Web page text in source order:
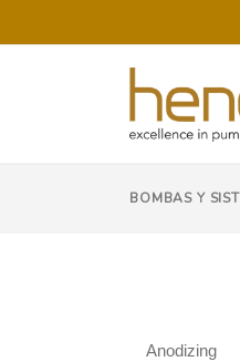
BOMBAS Y
Anodizing